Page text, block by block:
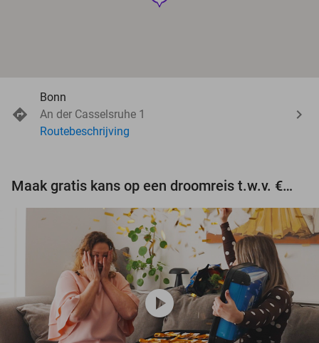
Bonn
An der Casselsruhe 1
Routebeschrijving
Maak gratis kans op een droomreis t.w.v. €3.000!
play_circle